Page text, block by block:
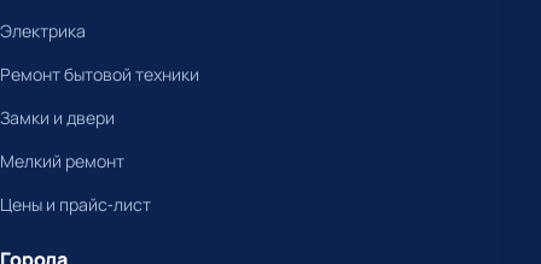
Электрика
Ремонт бытовой техники
Замки и двери
Мелкий ремонт
Цены и прайс-лист
Города